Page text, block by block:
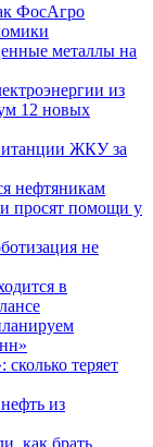
ФосАгро
металлы на
из
12 новых
ЖКУ за
нефтяникам
просят помощи у
не
в
теряет
из
как брать